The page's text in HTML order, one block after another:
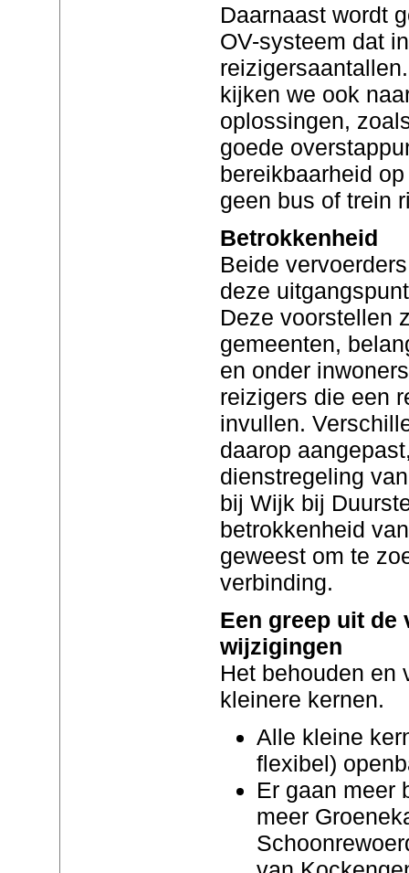
Daarnaast wordt
OV-systeem dat
kijken we ook
oplossingen,
goede
bereikbaarheid
geen bus of trein
Betrokkenheid
Beide
deze
Deze voorstellen
gemeenten,
en onder
reizigers die een
invullen.
daarop
dienstregeling
bij Wijk bij
betrokkenheid
geweest om te
verbinding.
Een greep uit de
wijzigingen
Het behouden en
kleinere kernen.
Alle kleine
flexibel)
Er gaan meer
meer